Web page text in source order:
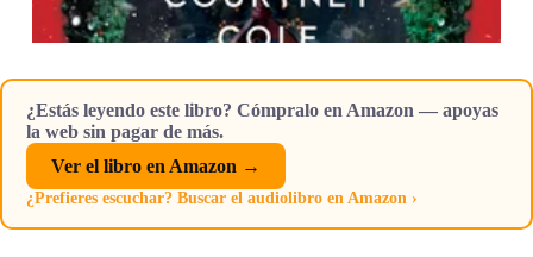
¿Estás leyendo este libro? Cómpralo en Amazon — apoyas
la web sin pagar de más.
Ver el libro en Amazon →
¿Prefieres escuchar? Buscar el audiolibro en Amazon ›